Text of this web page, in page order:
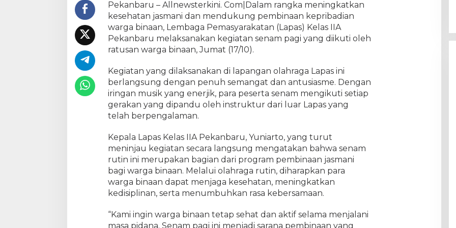
g
i
W
r
g
B
i
n
a
a
L
a
s
P
e
a
Pekanbaru – Allnewsterkini. Com|Dalam rangka meningkatkan
kesehatan jasmani dan mendukung pembinaan kepribadian
warga binaan, Lembaga Pemasyarakatan (Lapas) Kelas IIA
Pekanbaru melaksanakan kegiatan senam pagi yang diikuti oleh
ratusan warga binaan, Jumat (17/10).
Kegiatan yang dilaksanakan di lapangan olahraga Lapas ini
berlangsung dengan penuh semangat dan antusiasme. Dengan
iringan musik yang enerjik, para peserta senam mengikuti setiap
gerakan yang dipandu oleh instruktur dari luar Lapas yang
telah berpengalaman.
Kepala Lapas Kelas IIA Pekanbaru, Yuniarto, yang turut
meninjau kegiatan secara langsung mengatakan bahwa senam
rutin ini merupakan bagian dari program pembinaan jasmani
bagi warga binaan. Melalui olahraga rutin, diharapkan para
warga binaan dapat menjaga kesehatan, meningkatkan
kedisiplinan, serta menumbuhkan rasa kebersamaan.
“Kami ingin warga binaan tetap sehat dan aktif selama menjalani
masa pidana. Senam pagi ini menjadi sarana pembinaan yang